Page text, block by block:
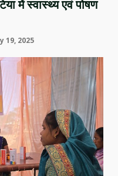
में स्वास्थ्य एवं पोषण
19, 2025